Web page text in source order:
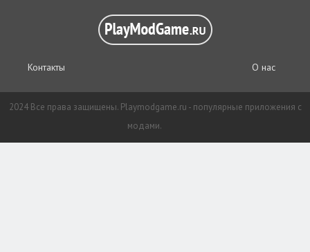
Контакты О нас
2024 Все права защищены. Playmodgame.ru - популярные приложения с
модами.